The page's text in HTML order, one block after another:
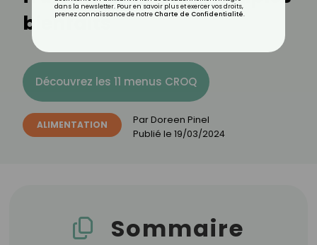
bienfaits
Découvrez les 11 menus CROQ
ALIMENTATION ParDoreen Pinel
Publié le 19/03/2024
Sommaire
dans la newsletter. Pour en savoir plus et exercer vos droits,
prenez connaissance de notre Charte de Confidentialité.